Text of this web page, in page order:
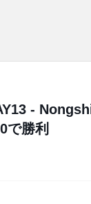
-
で勝利